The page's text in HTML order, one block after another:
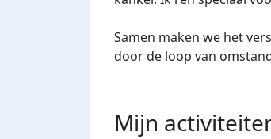
Samen maken we het
door de loop van
Mijn